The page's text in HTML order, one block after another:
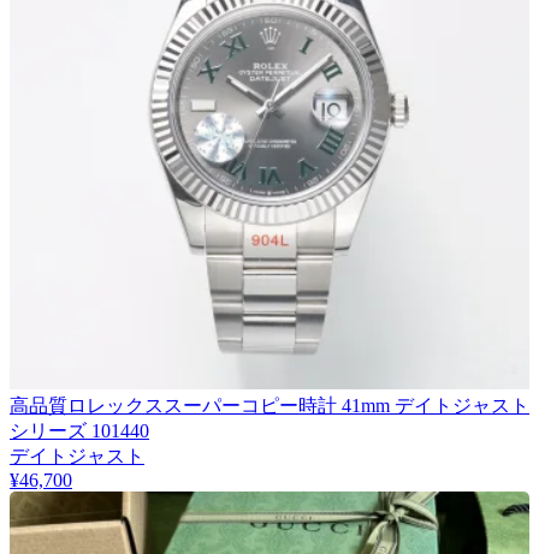
高品質ロレックススーパーコピー時計 41mm デイトジャスト
シリーズ 101440
デイトジャスト
¥46,700